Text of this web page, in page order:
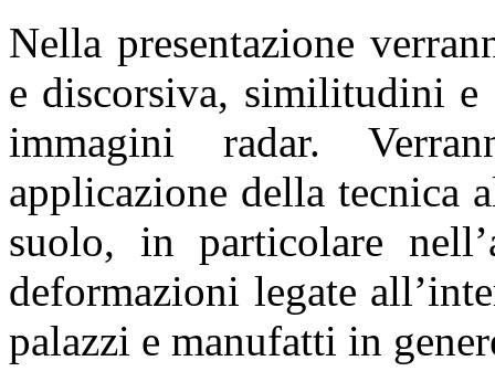
Nella presentazione
e discorsiva, similitudini
immagini radar.
applicazione della tecnica
suolo, in particolare
deformazioni legate
palazzi e manufatti in